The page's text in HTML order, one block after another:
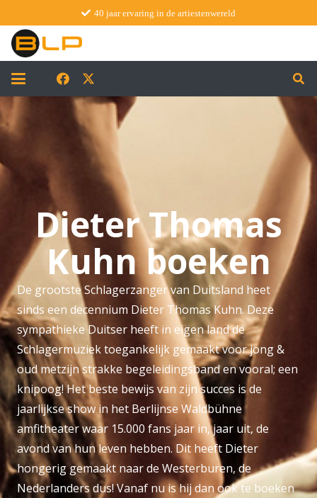
40 jaar ervaring in de artiestenwereld
Dieter Thomas
Kuhn boeken
De grootste Schlagerzanger van Duitsland heet
sinds een decennium Dieter Thomas Kuhn. Deze
sympathieke Duitser heeft in eigen land de
Schlagermuziek toegankelijk gemaakt voor jong &
oud metzijn strakke begeleidingsband en vooral; een
knipoog! Het beste bewijs van zijn succes is de
jaarlijkse show in het Berlijnse Waldbühne
amfitheater waar 15.000 fans jaar in, jaar uit, de
avond van hun leven hebben. Dit heeft Dieter
hongerig gemaakt naar de Westerburen, de
Nederlanders dus! Vanaf nu is hij dan ook te boeken